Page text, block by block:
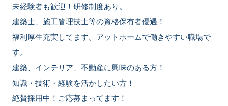
未経験者も歓迎！研修制度あり。
建築士、施工管理技士等の資格保有者優遇！
福利厚生充実してます。アットホームで働きやすい職場で
す。
建築、インテリア、不動産に興味のある方！
知識・技術・経験を活かしたい方！
絶賛採用中！ご応募まってます！